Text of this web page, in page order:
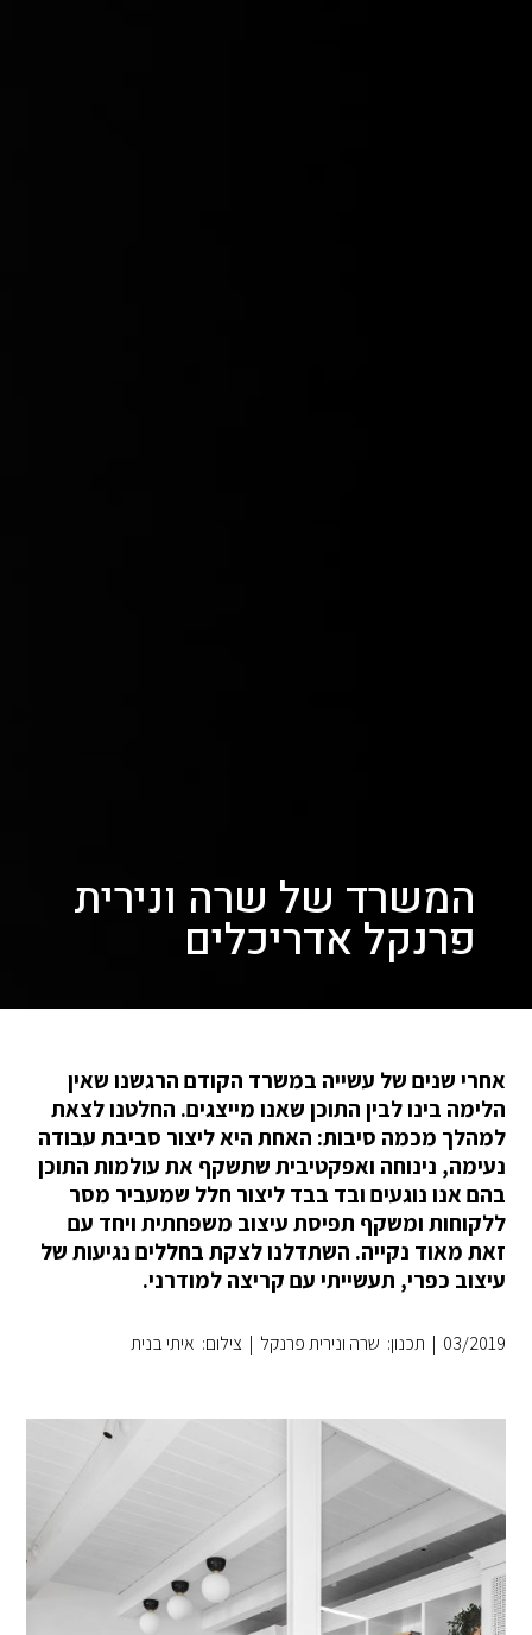
המשרד של שרה ונירית
פרנקל אדריכלים
אחרי שנים של עשייה במשרד הקודם הרגשנו שאין
הלימה בינו לבין התוכן שאנו מייצגים. החלטנו לצאת
למהלך מכמה סיבות: האחת היא ליצור סביבת עבודה
נעימה, נינוחה ואפקטיבית שתשקף את עולמות התוכן
בהם אנו נוגעים ובד בבד ליצור חלל שמעביר מסר
ללקוחות ומשקף תפיסת עיצוב משפחתית ויחד עם
זאת מאוד נקייה. השתדלנו לצקת בחללים נגיעות של
עיצוב כפרי, תעשייתי עם קריצה למודרני.
03/2019
| תכנון: שרה ונירית פרנקל | צילום: איתי בנית